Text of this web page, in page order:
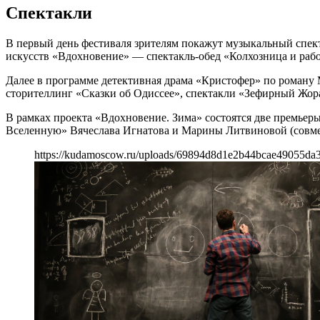
Спектакли
В первый день фестиваля зрителям покажут музыкальный
искусств «Вдохновение» — спектакль-обед «Колхозница и
Далее в программе детективная драма «Кристофер» по
сторителлинг «Сказки об Одиссее», спектакли «Зефирный
В рамках проекта «Вдохновение. Зима» состоятся две
Вселенную» Вячеслава Игнатова и Марины Литвиновой
https://kudamoscow.ru/uploads/